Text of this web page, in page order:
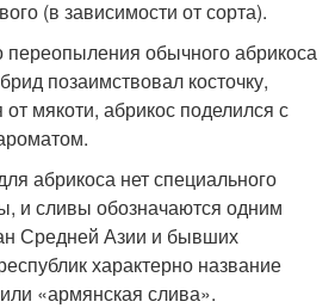
(в зависимости от сорта).
переопыления обычного абрикоса
позаимствовал косточку,
мякоти, абрикос поделился с
абрикоса нет специального
и сливы обозначаются одним
Средней Азии и бывших
характерно название
«армянская слива».